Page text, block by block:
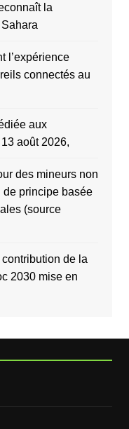
la
l’expérience
connectés au
aux
août 2026,
des mineurs non
de principe basée
(source
de la
2030 mise en